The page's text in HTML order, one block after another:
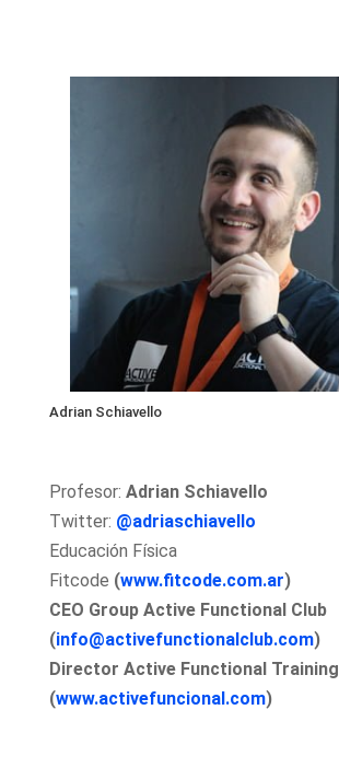
Adrian Schiavello
Profesor: Adrian Schiavello
Twitter: @adriaschiavello
Educación Física
Fitcode (www.fitcode.com.ar)
CEO Group Active Functional Club
(info@activefunctionalclub.com)
Director Active Functional Training
(www.activefuncional.com)